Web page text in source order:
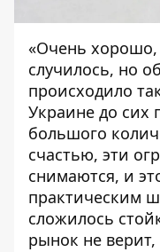
«Очень хорошо,
случилось, но
происходило
Украине до сих
большого
счастью, эти
снимаются, и
практическим
сложилось
рынок не